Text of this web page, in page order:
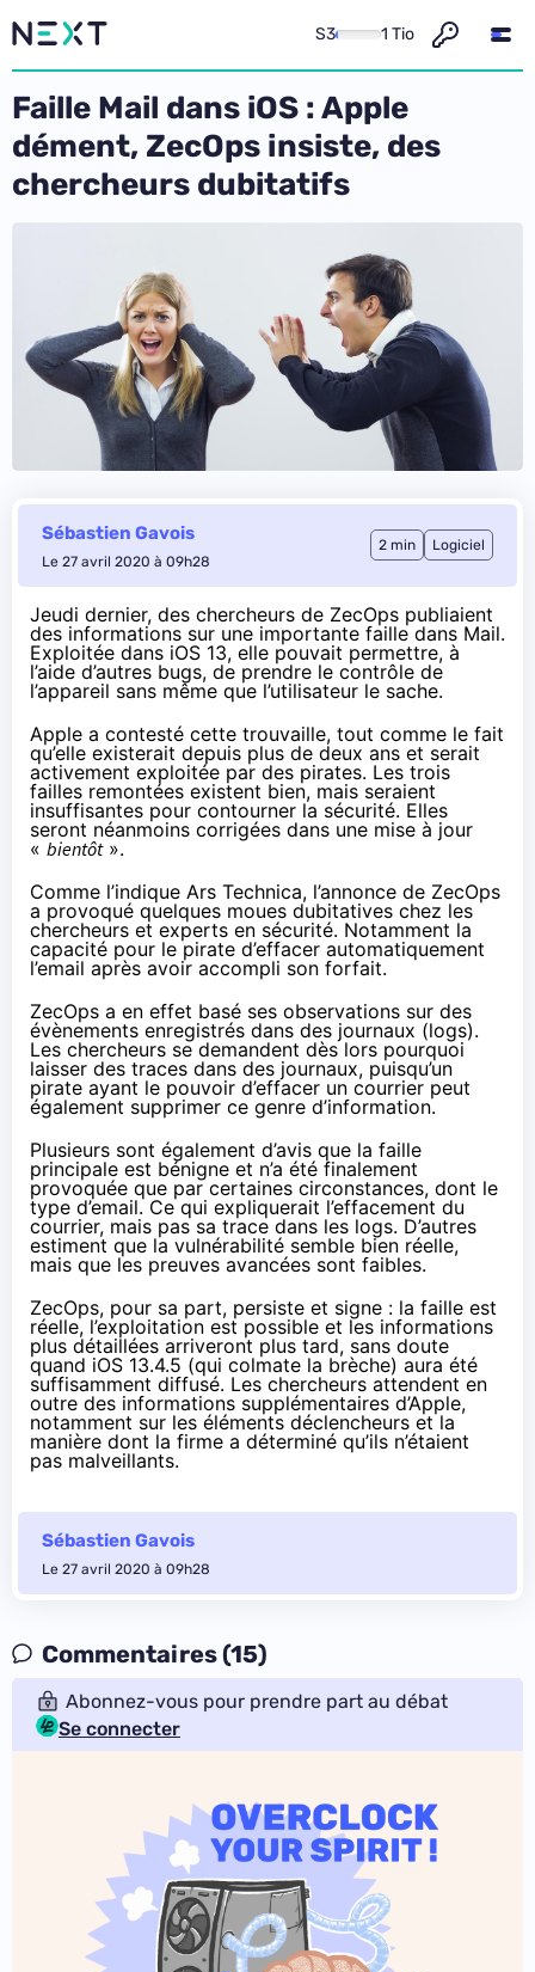
S3 1 Tio
Faille Mail dans iOS : Apple
dément, ZecOps insiste, des
chercheurs dubitatifs
Sébastien Gavois
Le 27 avril 2020 à 09h28
2 min Logiciel
Jeudi dernier, des chercheurs de ZecOps publiaient
des informations sur une importante faille dans Mail.
Exploitée dans iOS 13, elle pouvait permettre, à
l’aide d’autres bugs, de prendre le contrôle de
l’appareil sans même que l’utilisateur le sache.
Apple a contesté cette trouvaille, tout comme le fait
qu’elle existerait depuis plus de deux ans et serait
activement exploitée par des pirates. Les trois
failles remontées existent bien, mais seraient
insuffisantes pour contourner la sécurité. Elles
seront néanmoins corrigées dans une mise à jour
« bientôt».
Comme l’indique Ars Technica, l’annonce de ZecOps
a provoqué quelques moues dubitatives chez les
chercheurs et experts en sécurité. Notamment la
capacité pour le pirate d’effacer automatiquement
l’email après avoir accompli son forfait.
ZecOps a en effet basé ses observations sur des
évènements enregistrés dans des journaux (logs).
Les chercheurs se demandent dès lors pourquoi
laisser des traces dans des journaux, puisqu’un
pirate ayant le pouvoir d’effacer un courrier peut
également supprimer ce genre d’information.
Plusieurs sont également d’avis que la faille
principale est bénigne et n’a été finalement
provoquée que par certaines circonstances, dont le
type d’email. Ce qui expliquerait l’effacement du
courrier, mais pas sa trace dans les logs. D’autres
estiment que la vulnérabilité semble bien réelle,
mais que les preuves avancées sont faibles.
ZecOps, pour sa part, persiste et signe : la faille est
réelle, l’exploitation est possible et les informations
plus détaillées arriveront plus tard, sans doute
quand iOS 13.4.5 (qui colmate la brèche) aura été
suffisamment diffusé. Les chercheurs attendent en
outre des informations supplémentaires d’Apple,
notamment sur les éléments déclencheurs et la
manière dont la firme a déterminé qu’ils n’étaient
pas malveillants.
Sébastien Gavois
Le 27 avril 2020 à 09h28
Commentaires (15)
Abonnez-vous pour prendre part au débat
Se connecter